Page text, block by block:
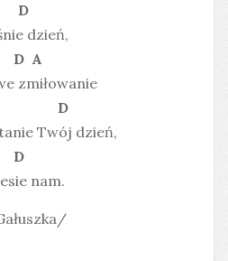
dzień,
A
zmiłowanie
D
Twój dzień,
nam.